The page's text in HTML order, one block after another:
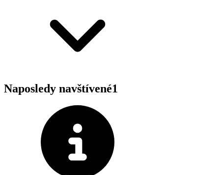
Naposledy navštívené1